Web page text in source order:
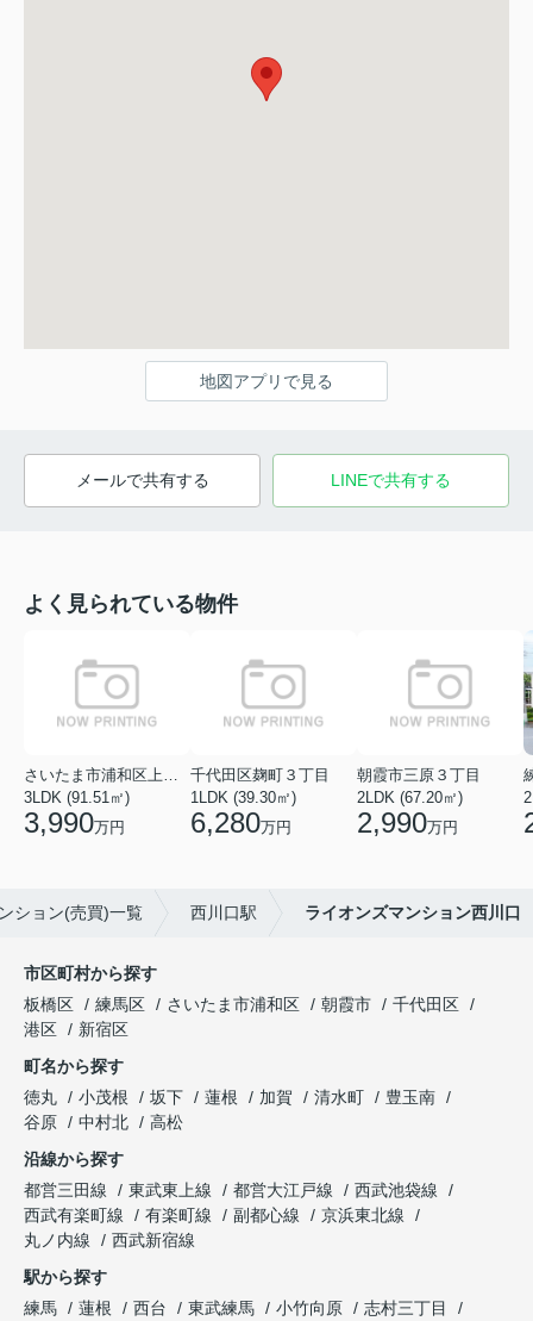
地図アプリで見る
メールで共有する LINEで共有する
よく見られている物件
さいたま市浦和区上木崎５丁目
3LDK (91.51㎡)
3,990万円
千代田区麹町３丁目
1LDK (39.30㎡)
6,280万円
朝霞市三原３丁目
2LDK (67.20㎡)
2,990万円
ション(売買)一覧 西川口駅 ライオンズマンション西川口
市区町村から探す
板橋区
練馬区 さいたま市浦和区 朝霞市
千代田区
港区
新宿区
町名から探す
徳丸
小茂根 坂下 蓮根 加賀 清水町
豊玉南
谷原
中村北
高松
沿線から探す
都営三田線
東武東上線 都営大江戸線
西武池袋線
西武有楽町線
有楽町線 副都心線
京浜東北線
丸ノ内線
西武新宿線
駅から探す
練馬
蓮根 西台 東武練馬 小竹向原
志村三丁目